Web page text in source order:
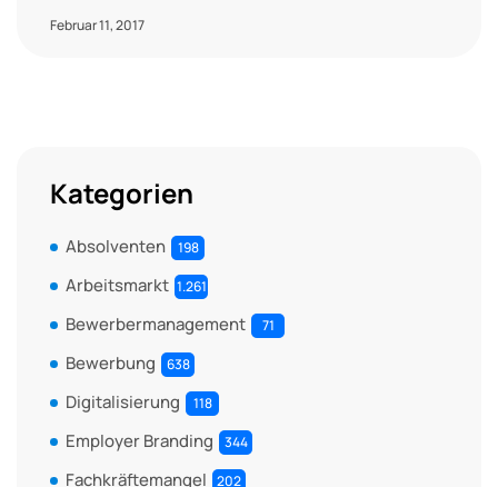
Februar 11, 2017
Kategorien
Absolventen 198
Arbeitsmarkt 1.261
Bewerbermanagement 71
Bewerbung 638
Digitalisierung 118
Employer Branding 344
Fachkräftemangel 202